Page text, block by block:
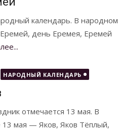
календарь. В народном
день Еремея, Еремей
НАРОДНЫЙ КАЛЕНДАРЬ
отмечается 13 мая. В
мая — Яков, Яков Тёплый,